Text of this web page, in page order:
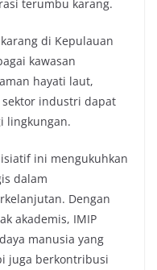
terumbu karang.
di Kepulauan
kawasan
hayati laut,
industri dapat
lingkungan.
ini mengukuhkan
dalam
Dengan
akademis, IMIP
manusia yang
juga berkontribusi